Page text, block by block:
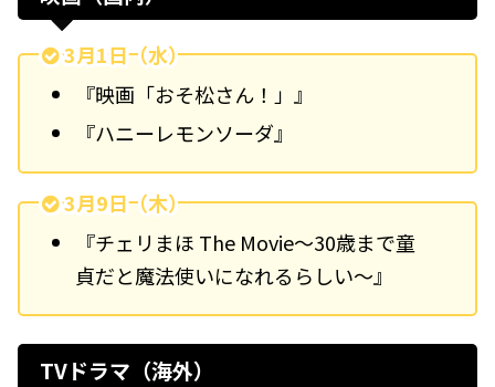
3月1日（水）
『映画「おそ松さん！」』
『ハニーレモンソーダ』
3月9日（木）
『チェリまほ The Movie〜30歳まで童
貞だと魔法使いになれるらしい〜』
TVドラマ（海外）